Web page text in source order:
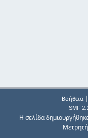
Βοήθεια|
SMF
Η σελίδα